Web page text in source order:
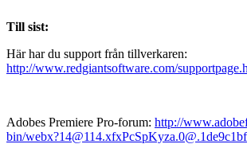
Till sist:
Här har du support från tillverkaren:
http://www.redgiantsoftware.com/
Adobes Premiere Pro-forum: http://
bin/webx?14@114.xfxPcSpKyza.0@.1de9c1bf